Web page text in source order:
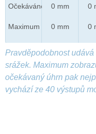
Očekáváno
Maximum
0 mm
0 mm
0
0
Pravděpodobnost
srážek. Maximum
očekávaný úhrn pak
vychází ze 40 výstupů